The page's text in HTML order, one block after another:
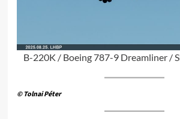
B-220K / Boeing 787-9 Dreamliner /
© Tolnai Péter